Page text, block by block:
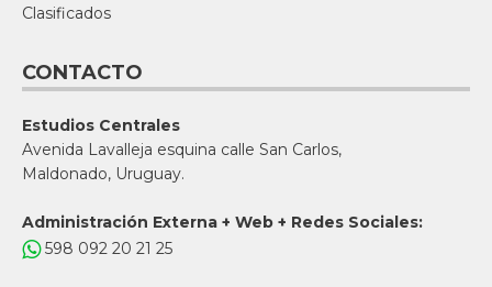
Clasificados
CONTACTO
Estudios Centrales
Avenida Lavalleja esquina calle San Carlos,
Maldonado, Uruguay.
Administración Externa + Web + Redes Sociales:
598 092 20 21 25